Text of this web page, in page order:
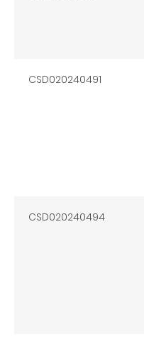
CSD020240491
CSD020240494